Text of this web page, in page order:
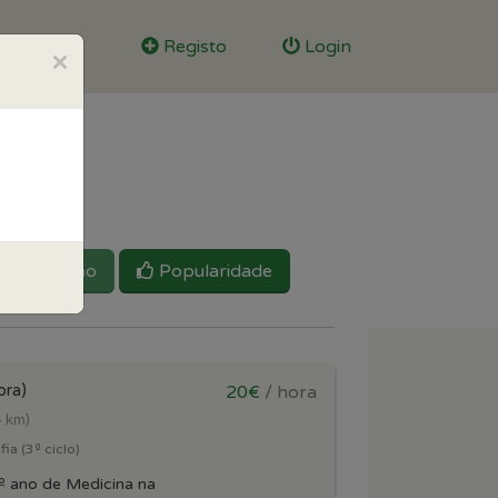
Registo Login
Reputação Popularidade
km)
(3º ciclo)
ano de Medicina na
20€ / hora
×